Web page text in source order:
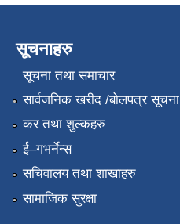
सूचनाहरु
सूचना तथा समाचार
सार्वजनिक खरीद /बोलपत्र सूचना
कर तथा शुल्कहरु
ई–गभर्नेन्स
सचिवालय तथा शाखाहरु
सामाजिक सुरक्षा